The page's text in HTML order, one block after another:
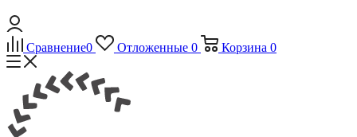
Сравнение0 Отложенные 0 Корзина 0